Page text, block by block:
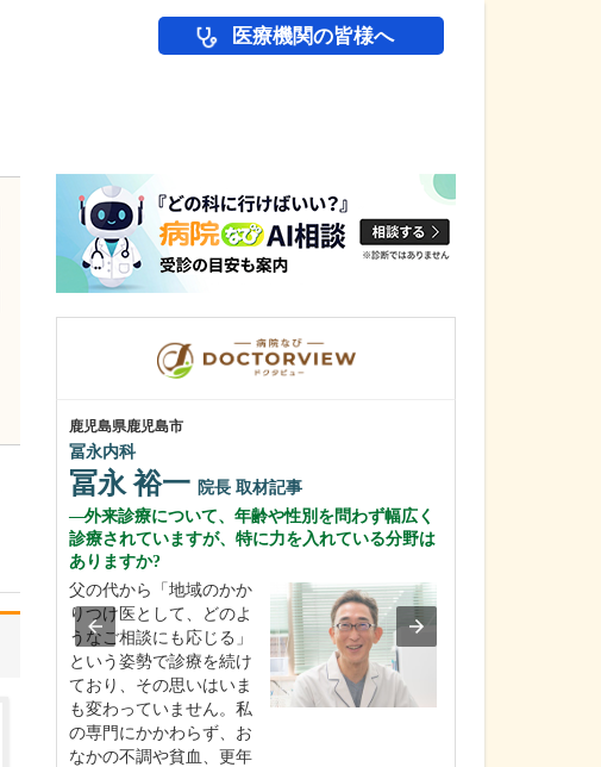
医療機関の皆様へ
鹿児島県鹿児島市
冨永内科
冨永 裕一 院長 取材記事
外来診療について、年齢や性別を問わず幅広く
診療されていますが、特に力を入れている分野は
ありますか?
父の代から「地域のかか
りつけ医として、どのよ
うなご相談にも応じる」
という姿勢で診療を続け
ており、その思いはいま
も変わっていません。私
の専門にかかわらず、お
なかの不調や貧血、更年